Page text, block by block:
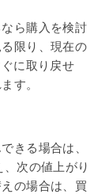
ら購入を検討
限り、現在の
に取り戻せ
す。
きる場合は、
次の値上がり
の場合は、買